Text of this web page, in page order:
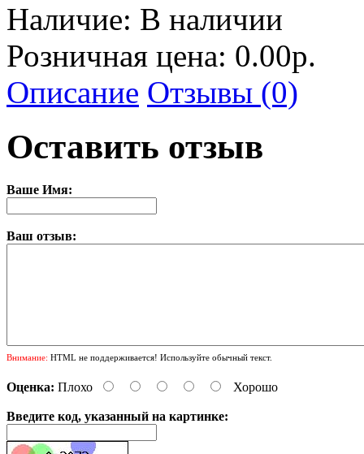
Наличие: В наличии
Розничная цена: 0.00р.
Описание Отзывы (0)
Оставить отзыв
Ваше Имя:
Ваш отзыв:
Внимание: HTML не поддерживается! Используйте обычный текст.
Оценка: Плохо Хорошо
Введите код, указанный на картинке: